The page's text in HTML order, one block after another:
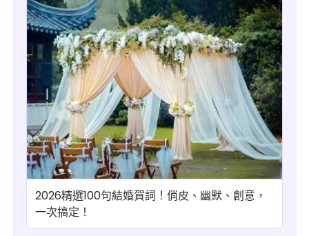
2026精選100句結婚賀詞！俏皮、幽默、創意，
一次搞定！